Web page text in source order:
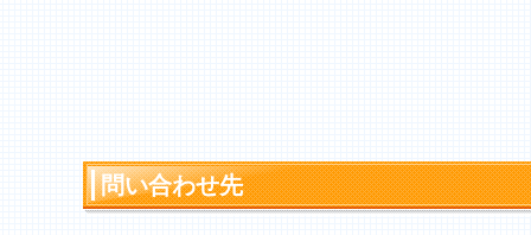
問い合わせ先